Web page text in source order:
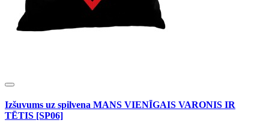
Izšuvums uz spilvena MANS VIENĪGAIS VARONIS IR
TĒTIS [SP06]